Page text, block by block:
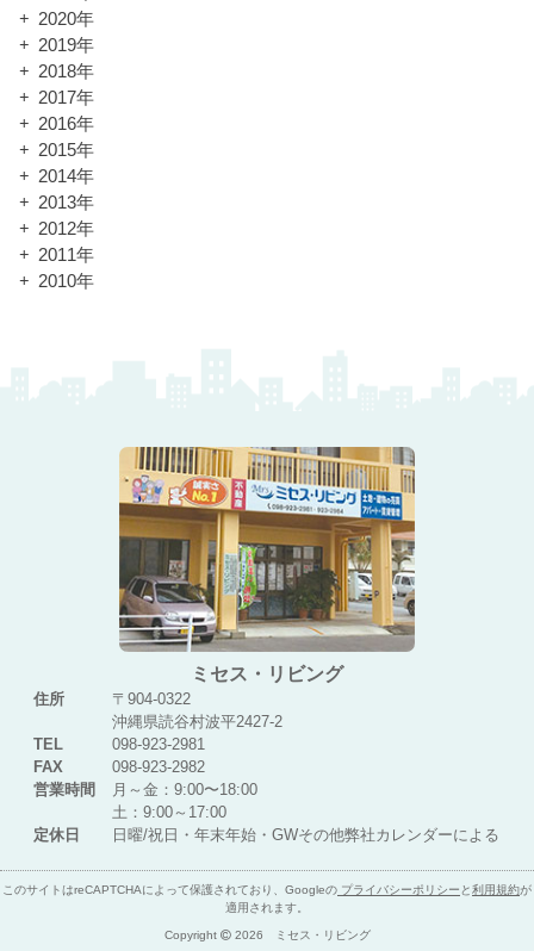
2020年
2019年
2018年
2017年
2016年
2015年
2014年
2013年
2012年
2011年
2010年
ミセス・リビング
住所
〒904-0322
沖縄県読谷村波平2427-2
TEL
098-923-2981
FAX
098-923-2982
営業時間
月～金：9:00〜18:00
土：9:00～17:00
定休日
日曜/祝日・年末年始・GWその他弊社カレンダーによる
このサイトはreCAPTCHAによって保護されており、Googleの プライバシーポリシー と利用規約が
適用されます。
Copyright 2026 ミセス・リビング